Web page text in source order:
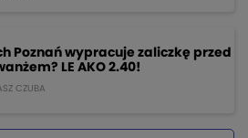
Poznań wypracuje zaliczkę przed
LE AKO 2.40!
CZUBA